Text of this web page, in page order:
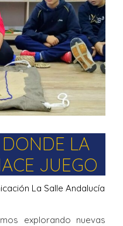
DONDE LA
JUEGO
La Salle Andalucía
explorando nuevas